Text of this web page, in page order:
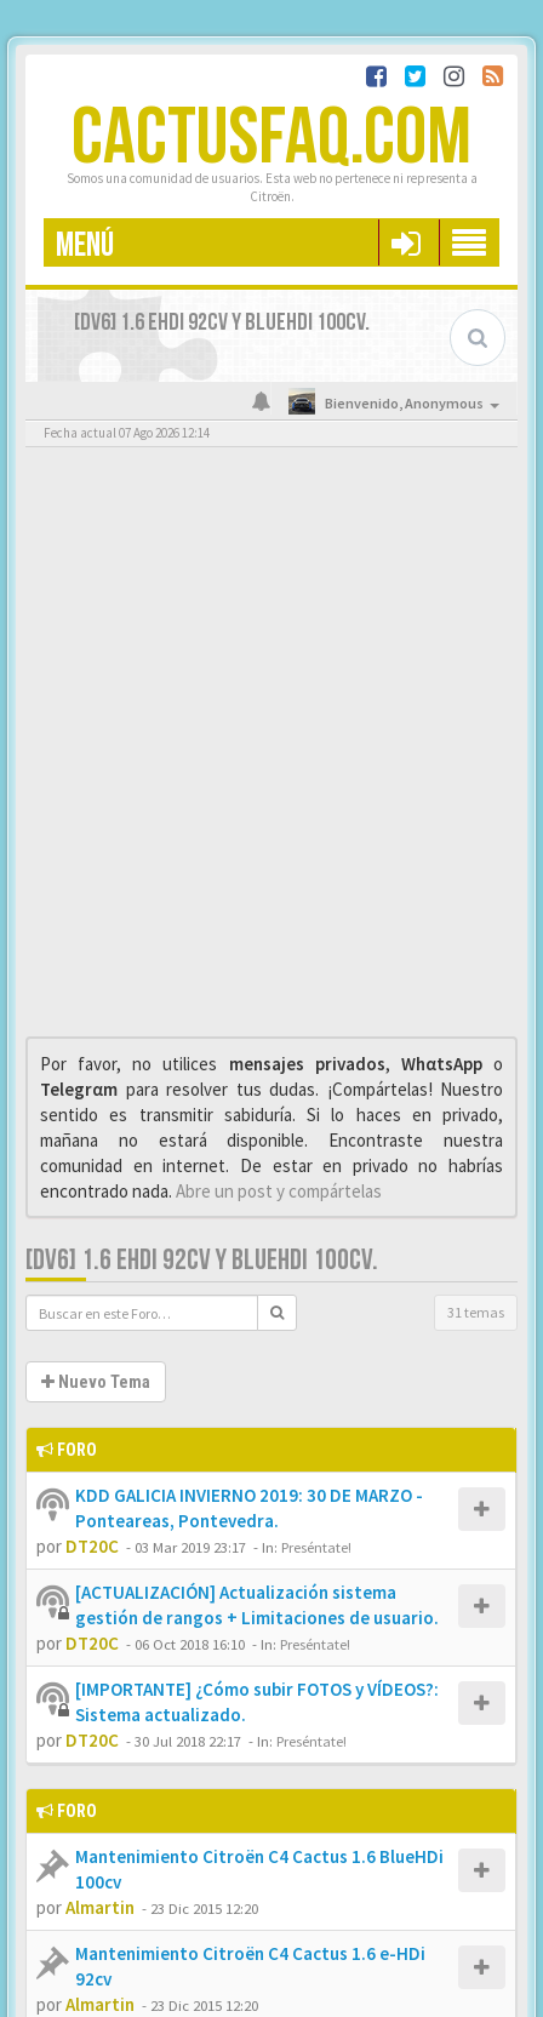
CACTUSFAQ.COM
Somos una comunidad de usuarios. Esta web no pertenece ni representa a
Citroën.
MENÚ
[DV6] 1.6 EHDI 92CV Y BLUEHDI 100CV.
Bienvenido,Anonymous
Fecha actual 07 Ago 2026 12:14
Por favor, no utilices mensajes privados, WhαtsAppo
Telegrαm para resolver tus dudas. ¡Compártelas! Nuestro
sentido es transmitir sabiduría. Si lo haces en privado,
mañana no estará disponible. Encontraste nuestra
comunidad en internet. De estar en privado no habrías
encontrado nada. Abre un post y compártelas
[DV6] 1.6 EHDI 92CV Y BLUEHDI 100CV.
31 temas
Nuevo Tema
FORO
KDD GALICIA INVIERNO 2019: 30 DE MARZO -
Ponteareas, Pontevedra.
por DT20C - 03 Mar 2019 23:17 - In: Preséntate!
[ACTUALIZACIÓN] Actualización sistema
gestión de rangos + Limitaciones de usuario.
por DT20C - 06 Oct 2018 16:10 - In: Preséntate!
[IMPORTANTE] ¿Cómo subir FOTOS y VÍDEOS?:
Sistema actualizado.
por DT20C -30 Jul 2018 22:17 - In: Preséntate!
FORO
Mantenimiento Citroën C4 Cactus 1.6 BlueHDi
100cv
porAlmartin - 23 Dic 2015 12:20
Mantenimiento Citroën C4 Cactus 1.6 e-HDi
92cv
porAlmartin - 23 Dic 2015 12:20